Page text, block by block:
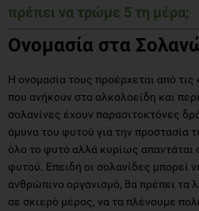
πρέπει να τρώμε 5 τη μέρα;
Ονομασία στα
Η ονομασία τους προέρχεται από
που ανήκουν στα αλκαλοείδη και
σολανίνες έχουν παρασιτοκτόνες
άμυνα του φυτού για την προστασία
όλο το φυτό αλλά κυρίως απαντάται
φυτού. Επειδή οι σολανίδες μπορεί
ανθρώπινο οργανισμό, θα πρέπει τα
σε σκιερό μέρος, να τα πλένουμε